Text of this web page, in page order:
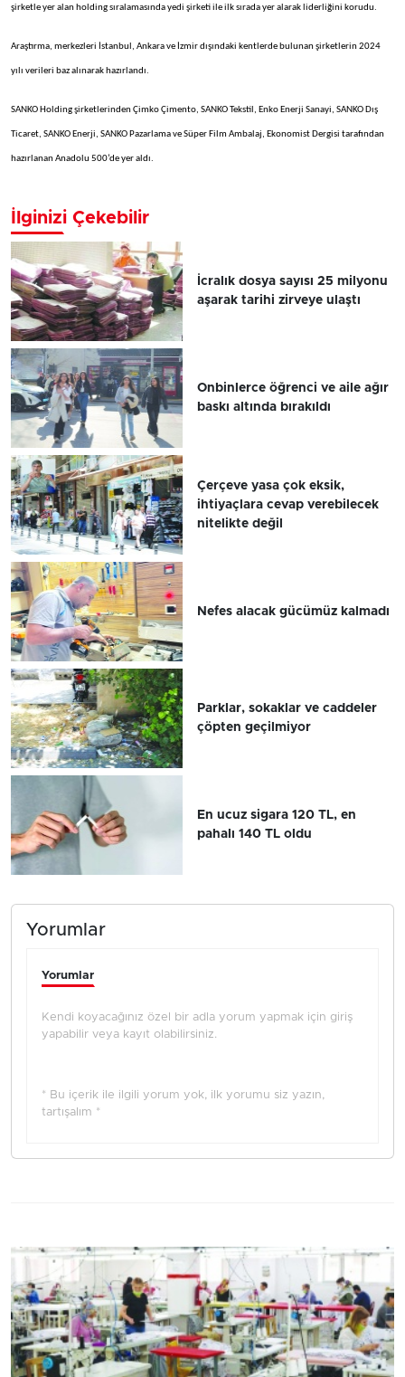
şirketle yer alan holding sıralamasında yedi şirketi ile ilk sırada yer alarak liderliğini korudu.
Araştırma, merkezleri İstanbul, Ankara ve İzmir dışındaki kentlerde bulunan şirketlerin 2024
yılı verileri baz alınarak hazırlandı.
SANKO Holding şirketlerinden Çimko Çimento, SANKO Tekstil, Enko Enerji Sanayi, SANKO Dış
Ticaret, SANKO Enerji, SANKO Pazarlama ve Süper Film Ambalaj, Ekonomist Dergisi tarafından
hazırlanan Anadolu 500’de yer aldı.
İlginizi Çekebilir
İcralık dosya sayısı 25 milyonu
aşarak tarihi zirveye ulaştı
Onbinlerce öğrenci ve aile ağır
baskı altında bırakıldı
Çerçeve yasa çok eksik,
ihtiyaçlara cevap verebilecek
nitelikte değil
Nefes alacak gücümüz kalmadı
Parklar, sokaklar ve caddeler
çöpten geçilmiyor
En ucuz sigara 120 TL, en
pahalı 140 TL oldu
Yorumlar
Yorumlar
Kendi koyacağınız özel bir adla yorum yapmak için giriş
yapabilir veya kayıt olabilirsiniz.
* Bu içerik ile ilgili yorum yok, ilk yorumu siz yazın,
tartışalım *